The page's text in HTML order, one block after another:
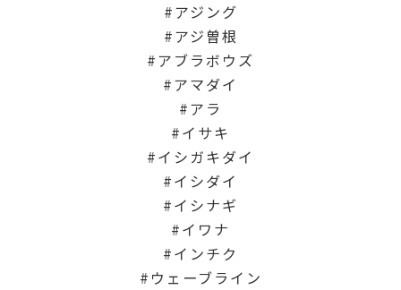
アジング
アジ曽根
アブラボウズ
アマダイ
アラ
イサキ
イシガキダイ
イシダイ
イシナギ
イワナ
インチク
ウェーブライン